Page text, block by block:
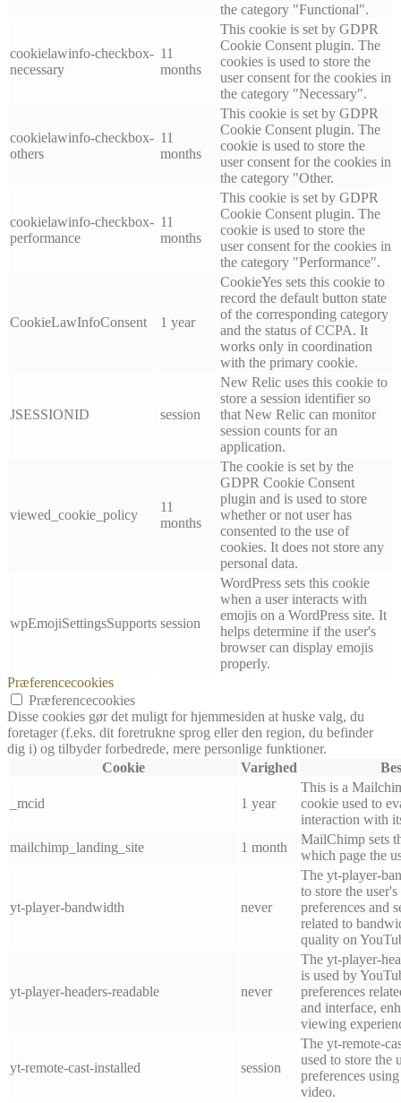
the category "Functional".
cookielawinfo-checkbox-
necessary
11
months
This cookie is set by GDPR
Cookie Consent plugin. The
cookies is used to store the
user consent for the cookies in
the category "Necessary".
cookielawinfo-checkbox-
others
11
months
This cookie is set by GDPR
Cookie Consent plugin. The
cookie is used to store the
user consent for the cookies in
the category "Other.
cookielawinfo-checkbox-
performance
11
months
This cookie is set by GDPR
Cookie Consent plugin. The
cookie is used to store the
user consent for the cookies in
the category "Performance".
CookieLawInfoConsent 1 year
CookieYes sets this cookie to
record the default button state
of the corresponding category
and the status of CCPA. It
works only in coordination
with the primary cookie.
JSESSIONID session
New Relic uses this cookie to
store a session identifier so
that New Relic can monitor
session counts for an
application.
viewed_cookie_policy
11
months
The cookie is set by the
GDPR Cookie Consent
plugin and is used to store
whether or not user has
consented to the use of
cookies. It does not store any
personal data.
wpEmojiSettingsSupports session
WordPress sets this cookie
when a user interacts with
emojis on a WordPress site. It
helps determine if the user's
browser can display emojis
properly.
Præferencecookies
Præferencecookies
Disse cookies gør det muligt for hjemmesiden at huske valg, du
foretager (f.eks. dit foretrukne sprog eller den region, du befinder
dig i) og tilbyder forbedrede, mere personlige funktioner.
Cookie
Varighed
_mcid 1 year
This is a
cookie used to
interaction with
mailchimp_landing_site
1 month
MailChimp sets
which page the
yt-player-bandwidth never
The yt-player-
to store the
preferences and
related to
quality on
yt-player-headers-readable never
The yt-player-
is used by
preferences
and interface,
viewing
yt-remote-cast-installed session
The yt-remote-
used to store the
preferences
video.